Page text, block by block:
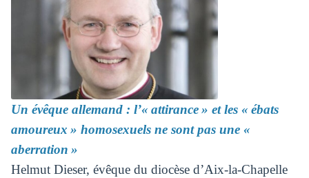
Un évêque allemand : l’« attirance » et les « ébats
amoureux » homosexuels ne sont pas une «
aberration »
Helmut Dieser, évêque du diocèse d’Aix-la-Chapelle